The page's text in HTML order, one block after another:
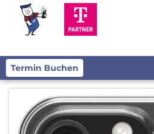
Termin Buchen